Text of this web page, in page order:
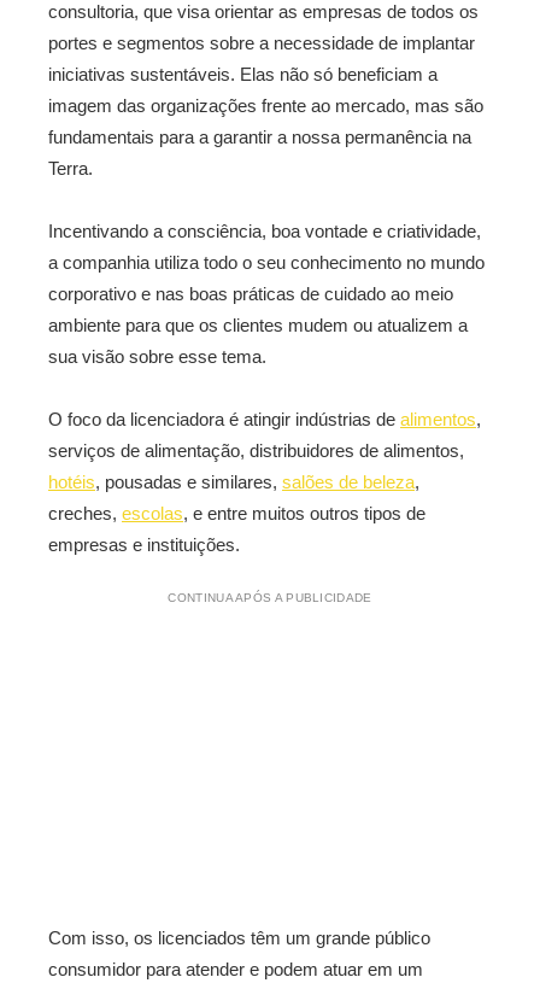
consultoria, que visa orientar as empresas de todos os
portes e segmentos sobre a necessidade de implantar
iniciativas sustentáveis. Elas não só beneficiam a
imagem das organizações frente ao mercado, mas são
fundamentais para a garantir a nossa permanência na
Terra.
Incentivando a consciência, boa vontade e criatividade,
a companhia utiliza todo o seu conhecimento no mundo
corporativo e nas boas práticas de cuidado ao meio
ambiente para que os clientes mudem ou atualizem a
sua visão sobre esse tema.
O foco da licenciadora é atingir indústrias de alimentos,
serviços de alimentação, distribuidores de alimentos,
hotéis, pousadas e similares, salões de beleza,
creches, escolas, e entre muitos outros tipos de
empresas e instituições.
CONTINUA APÓS A PUBLICIDADE
Com isso, os licenciados têm um grande público
consumidor para atender e podem atuar em um